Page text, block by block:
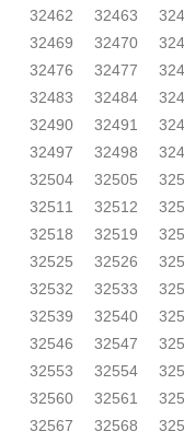
32462
32463
32469
32470
32476
32477
32483
32484
32490
32491
32497
32498
32504
32505
32511
32512
32518
32519
32525
32526
32532
32533
32539
32540
32546
32547
32553
32554
32560
32561
32567
32568